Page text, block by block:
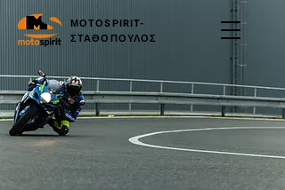
ΜΟΤΟSPIRIT-
ΣΤΑΘΟΠΟΥΛΟΣ